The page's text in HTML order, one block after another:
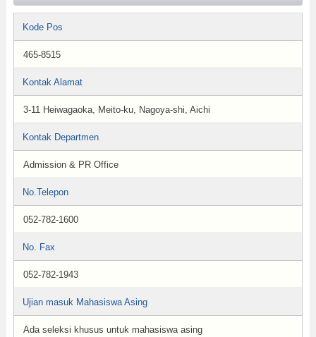
Kode Pos
465-8515
Kontak Alamat
3-11 Heiwagaoka, Meito-ku, Nagoya-shi, Aichi
Kontak Departmen
Admission & PR Office
No.Telepon
052-782-1600
No. Fax
052-782-1943
Ujian masuk Mahasiswa Asing
Ada seleksi khusus untuk mahasiswa asing